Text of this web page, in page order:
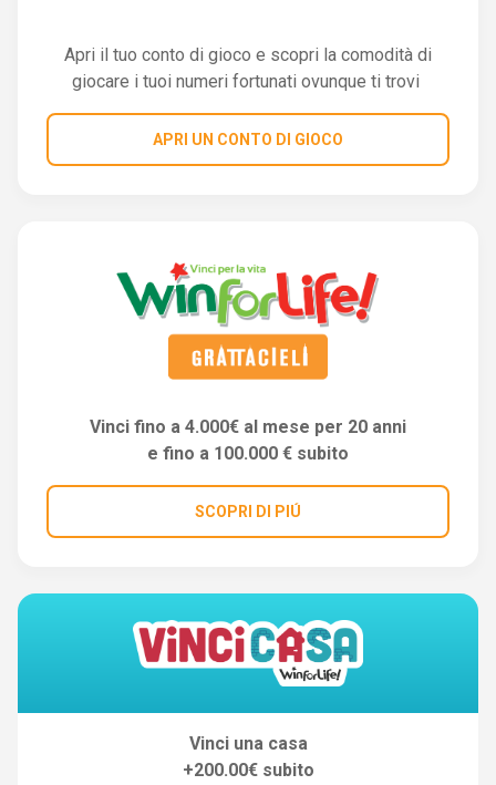
Apri il tuo conto di gioco e scopri la comodità di
giocare i tuoi numeri fortunati ovunque ti trovi
APRI UN CONTO DI GIOCO
Vinci fino a 4.000€ al mese per 20 anni
e fino a 100.000 € subito
SCOPRI DI PIÚ
Vinci una casa
+200.00€ subito